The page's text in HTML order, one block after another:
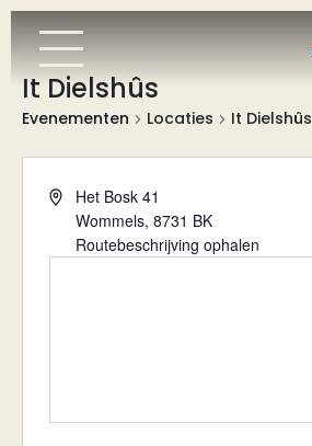
It Dielshûs
Evenementen Locaties It Dielshûs
AdresHet Bosk 41
Wommels, 8731 BK
Routebeschrijving ophalen